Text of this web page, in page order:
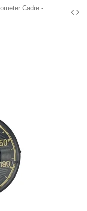
Cadre -